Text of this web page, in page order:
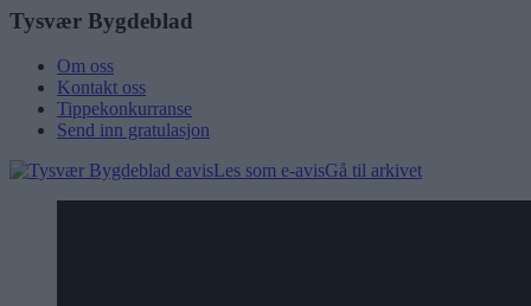
Tysvær Bygdeblad
Om oss
Kontakt oss
Tippekonkurranse
Send inn gratulasjon
Les som e-avisGå til arkivet